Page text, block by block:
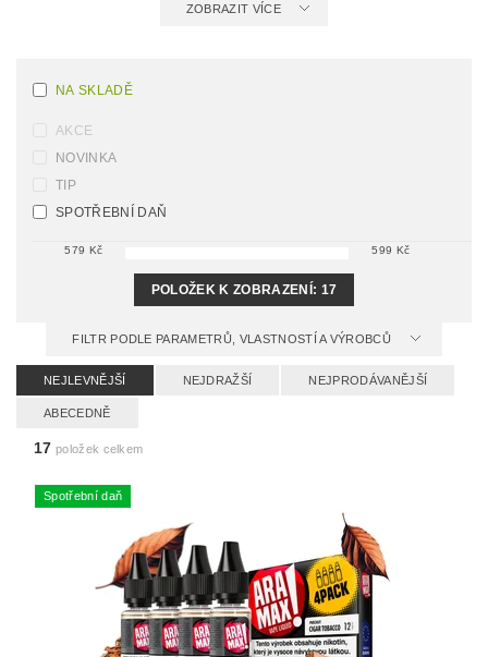
ZOBRAZIT VÍCE
NA SKLADĚ
AKCE
NOVINKA
TIP
SPOTŘEBNÍ DAŇ
579 Kč 599 Kč
POLOŽEK K ZOBRAZENÍ: 17
FILTR PODLE PARAMETRŮ, VLASTNOSTÍ A VÝROBCŮ
NEJLEVNĚJŠÍ NEJDRAŽŠÍ NEJPRODÁVANĚJŠÍ
ABECEDNĚ
17 položek celkem
Spotřební daň